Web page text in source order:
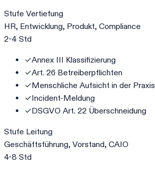
Stufe Vertiefung
HR, Entwicklung, Produkt, Compliance
2-4 Std
✓Annex III Klassifizierung
✓Art. 26 Betreiberpflichten
✓Menschliche Aufsicht in der Praxis
✓Incident-Meldung
✓DSGVO Art. 22 Überschneidung
Stufe Leitung
Geschäftsführung, Vorstand, CAIO
4-8 Std